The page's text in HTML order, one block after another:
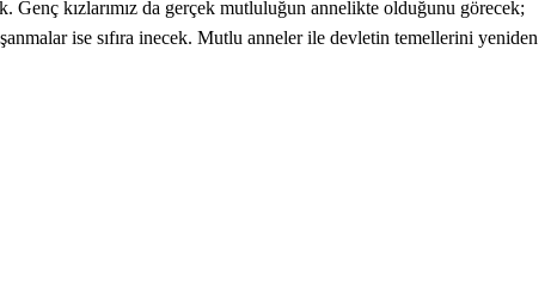
Genç kızlarımız da gerçek mutluluğun annelikte olduğunu görecek;
ise sıfıra inecek. Mutlu anneler ile devletin temellerini yeniden